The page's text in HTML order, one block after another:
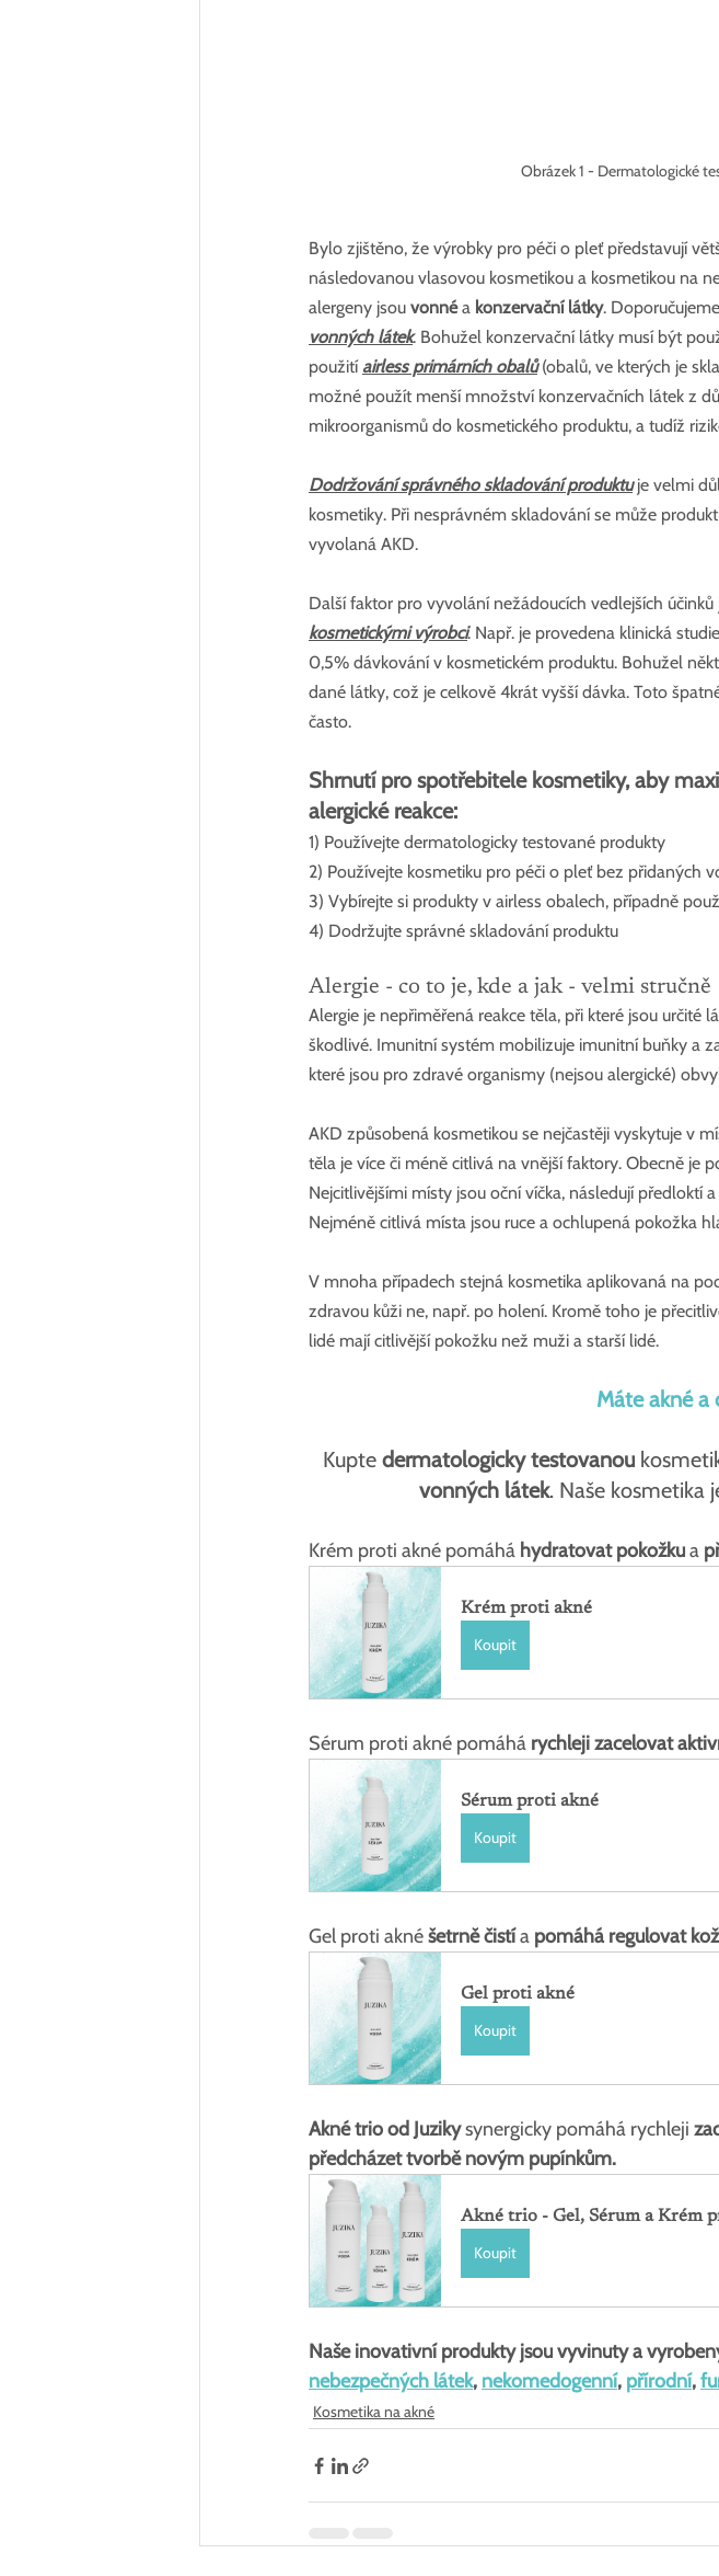
Obrázek 1 - Dermatologické
Bylo zjištěno, že výrobky pro péči o pleť představují
následovanou vlasovou kosmetikou a kosmetikou na
alergeny jsou vonné a konzervační látky.
vonných látek. Bohužel konzervační látky musí být
použití airless primárních obalů (obalů, ve kterých je
možné použít menší množství konzervačních látek z
mikroorganismů do kosmetického produktu, a tudíž
Dodržování správného skladování produktu je velmi
kosmetiky. Při nesprávném skladování se může
vyvolaná AKD.
Další faktor pro vyvolání nežádoucích vedlejších účinků
kosmetickými výrobci. Např. je provedena klinická
0,5% dávkování v kosmetickém produktu. Bohužel
dané látky, což je celkově 4krát vyšší dávka. Toto
často.
Shrnutí pro spotřebitele kosmetiky, aby
alergické reakce:
1) Používejte dermatologicky testované produkty
2) Používejte kosmetiku pro péči o pleť bez přidaných
3) Vybírejte si produkty v airless obalech, případně
4) Dodržujte správné skladování produktu
Alergie - co to je, kde a jak - velmi stručně
Alergie je nepřiměřená reakce těla, při které jsou
škodlivé. Imunitní systém mobilizuje imunitní buňky a
které jsou pro zdravé organismy (nejsou alergické)
AKD způsobená kosmetikou se nejčastěji vyskytuje v
těla je více či méně citlivá na vnější faktory. Obecně je
Nejcitlivějšími místy jsou oční víčka, následují předloktí
Nejméně citlivá místa jsou ruce a ochlupená pokožka
V mnoha případech stejná kosmetika aplikovaná na
zdravou kůži ne, např. po holení. Kromě toho je
lidé mají citlivější pokožku než muži a starší lidé.
Máte akné a
Kupte dermatologicky testovanou
vonných látek. Naše kosmetika
Krém proti akné pomáhá hydratovat pokožku a
Krém proti akné
Koupit
Sérum proti akné pomáhá rychleji zacelovat
Sérum proti akné
Koupit
Gel proti akné šetrně čistí a pomáhá regulovat
Gel proti akné
Koupit
Akné trio od Juziky synergicky pomáhá rychleji
předcházet tvorbě novým pupínkům.
Akné trio - Gel, Sérum a Krém
Koupit
Naše inovativní produkty jsou vyvinuty a
nebezpečných látek, nekomedogenní, přírodní,
Kosmetika na akné